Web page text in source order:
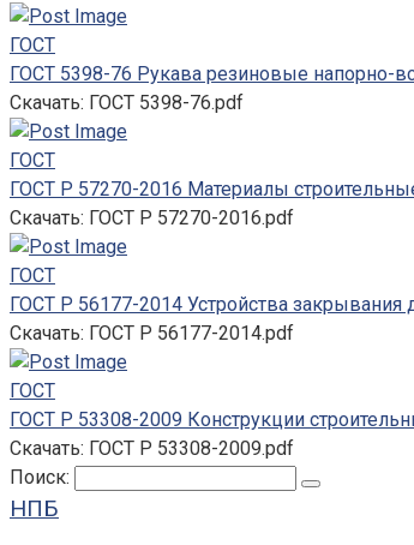
ГОСТ
ГОСТ 5398-76 Рукава резиновые напорно-
Скачать: ГОСТ 5398-76.pdf
ГОСТ
ГОСТ Р 57270-2016 Материалы
Скачать: ГОСТ Р 57270-2016.pdf
ГОСТ
ГОСТ Р 56177-2014 Устройства закрывания
Скачать: ГОСТ Р 56177-2014.pdf
ГОСТ
ГОСТ Р 53308-2009 Конструкции
Скачать: ГОСТ Р 53308-2009.pdf
Поиск:
НПБ